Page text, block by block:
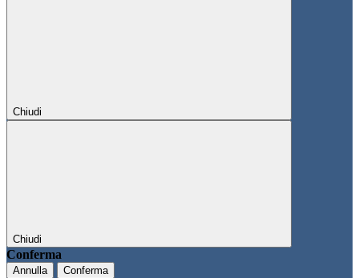
Chiudi
Chiudi
Conferma
Annulla Conferma